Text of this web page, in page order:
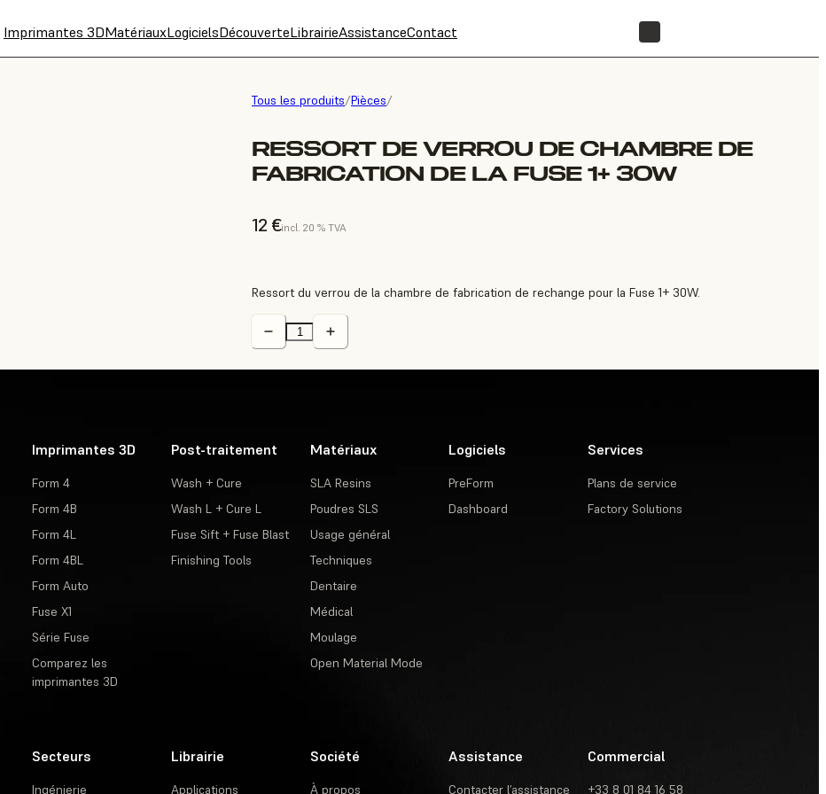
Imprimantes 3DMatériauxLogicielsDécouverteLibrairieAssistanceContact
Tous les produits/Pièces/
RESSORT DE VERROU DE CHAMBRE DE
FABRICATION DE LA FUSE 1+ 30W
12 €incl. 20 % TVA
Ressort du verrou de la chambre de fabrication de rechange pour la Fuse 1+ 30W.
Imprimantes 3D
Form 4
Form 4B
Form 4L
Form 4BL
Form Auto
Fuse X1
Série Fuse
Comparez les
imprimantes 3D
Post-traitement
Wash + Cure
Wash L + Cure L
Fuse Sift + Fuse Blast
Finishing Tools
Matériaux
SLA Resins
Poudres SLS
Usage général
Techniques
Dentaire
Médical
Moulage
Open Material Mode
Logiciels
PreForm
Dashboard
Services
Plans de service
Factory Solutions
Secteurs
Ingénierie
Librairie
Applications
Société
À propos
Assistance
Contacter l’assistance
Commercial
+33 8 01 84 16 58